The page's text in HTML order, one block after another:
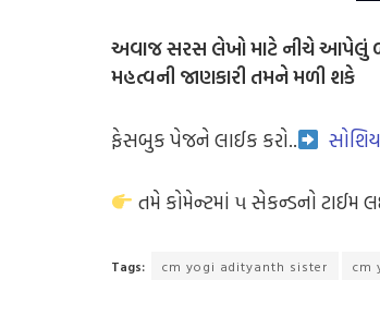
અવાજ સરસ લેખો માટેનીચે આપેલું
મહત્વની જાણકારી તમને મળી શકે
ફેસબુક પેજને લાઈક કરો..
તમે કોમેન્ટમાં ૫ સેકન્ડનો
Tags: cm yogi adityanth sister cm